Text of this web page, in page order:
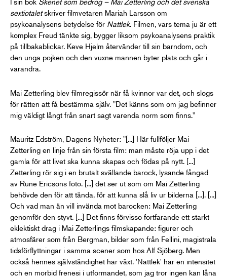
sextiotaletskriver filmvetaren Mariah Larsson om
psykoanalysens betydelse för Nattlek. Filmen, vars tema ju är ett
komplex Freud tänkte sig, bygger liksom psykoanalysens praktik
på tillbakablickar. Keve Hjelm återvänder till sin barndom, och
den unga pojken och den vuxne mannen byter plats och går i
varandra.
Mai Zetterling blev filmregissör när få kvinnor var det, och slogs
för rätten att få bestämma själv. "Det känns som om jag befinner
mig väldigt långt från snart sagt varenda norm som finns."
Mauritz Edström, Dagens Nyheter: "[...] Här fullföljer Mai
Zetterling en linje från sin första film: man måste röja upp i det
gamla för att livet ska kunna skapas och födas på nytt. [...]
Zetterling rör sig i en brutalt svällande barock, lysande fångad
av Rune Ericsons foto. [...] det ser ut som om Mai Zetterling
behövde den för att tända, för att kunna slå liv ur bilderna [...]. [...]
Och vad man än vill invända mot barocken: Mai Zetterling
genomför den styvt. [...] Det finns förvisso fortfarande ett starkt
eklektiskt drag i Mai Zetterlings filmskapande: figurer och
atmosfärer som från Bergman, bilder som från Fellini, magistrala
tidsförflyttningar i samma scener som hos Alf Sjöberg. Men
också hennes självständighet har växt. 'Nattlek' har en intensitet
och en morbid frenesi i utformandet, som jag tror ingen kan låna